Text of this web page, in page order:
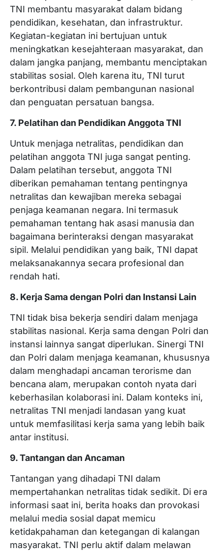
TNI membantu masyarakat dalam bidang
pendidikan, kesehatan, dan infrastruktur.
Kegiatan-kegiatan ini bertujuan untuk
meningkatkan kesejahteraan masyarakat, dan
dalam jangka panjang, membantu menciptakan
stabilitas sosial. Oleh karena itu, TNI turut
berkontribusi dalam pembangunan nasional
dan penguatan persatuan bangsa.
7. Pelatihan dan Pendidikan Anggota TNI
Untuk menjaga netralitas, pendidikan dan
pelatihan anggota TNI juga sangat penting.
Dalam pelatihan tersebut, anggota TNI
diberikan pemahaman tentang pentingnya
netralitas dan kewajiban mereka sebagai
penjaga keamanan negara. Ini termasuk
pemahaman tentang hak asasi manusia dan
bagaimana berinteraksi dengan masyarakat
sipil. Melalui pendidikan yang baik, TNI dapat
melaksanakannya secara profesional dan
rendah hati.
8. Kerja Sama dengan Polri dan Instansi Lain
TNI tidak bisa bekerja sendiri dalam menjaga
stabilitas nasional. Kerja sama dengan Polri dan
instansi lainnya sangat diperlukan. Sinergi TNI
dan Polri dalam menjaga keamanan, khususnya
dalam menghadapi ancaman terorisme dan
bencana alam, merupakan contoh nyata dari
keberhasilan kolaborasi ini. Dalam konteks ini,
netralitas TNI menjadi landasan yang kuat
untuk memfasilitasi kerja sama yang lebih baik
antar institusi.
9. Tantangan dan Ancaman
Tantangan yang dihadapi TNI dalam
mempertahankan netralitas tidak sedikit. Di era
informasi saat ini, berita hoaks dan provokasi
melalui media sosial dapat memicu
ketidakpahaman dan ketegangan di kalangan
masyarakat. TNI perlu aktif dalam melawan